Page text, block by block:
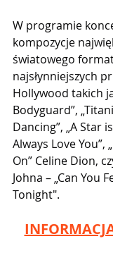
W programie
kompozycje
światowego
najsłynniejszych
Hollywood takich
Bodyguard”,
Dancing”, „A Star
Always Love You”,
On” Celine Dion,
Johna – „Can You
Tonight".